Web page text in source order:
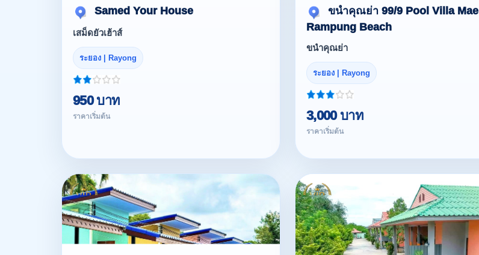
Samed Your House
เสม็ดยัวเฮ้าส์
ระยอง | Rayong
950 บาท
ราคาเริ่มต้น
ขนำคุณย่า 99/9 Pool Villa Mae
Rampung Beach
ขนำคุณย่า
ระยอง | Rayong
3,000 บาท
ราคาเริ่มต้น